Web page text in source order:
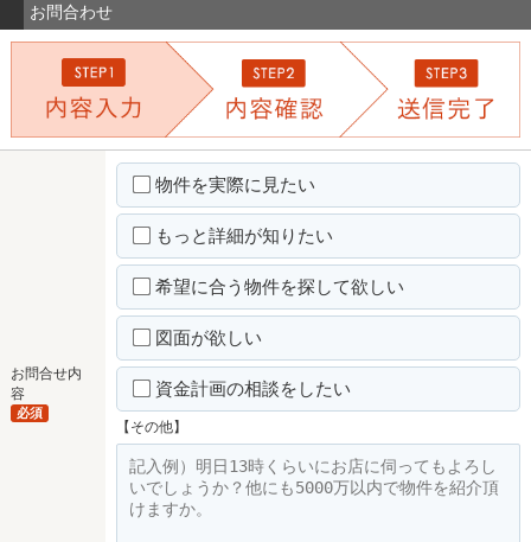
お問合わせ
お問合せ内
容
必須
物件を実際に見たい
もっと詳細が知りたい
希望に合う物件を探して欲しい
図面が欲しい
資金計画の相談をしたい
【その他】